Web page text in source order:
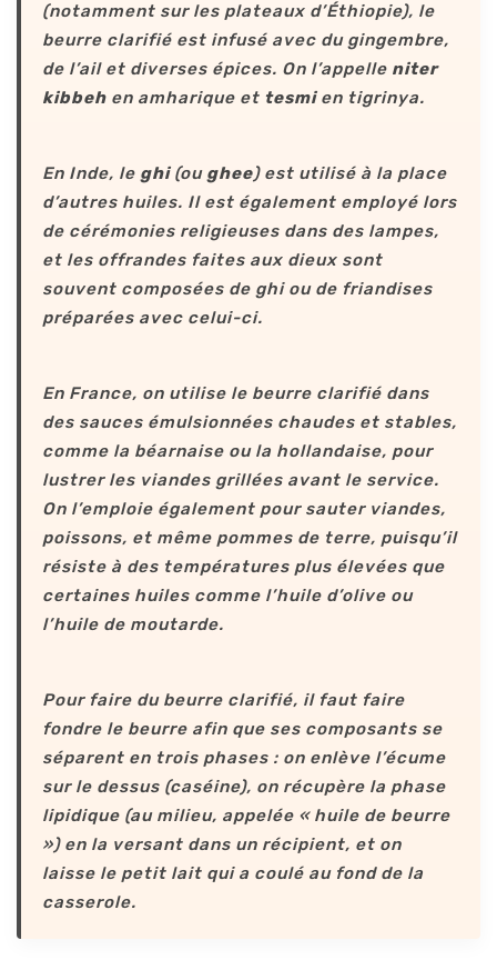
(notamment sur les plateaux d’Éthiopie), le
beurre clarifié est infusé avec du gingembre,
de l’ail et diverses épices. On l’appelle niter
kibbeh en amharique et tesmien tigrinya.
En Inde, le ghi(ou ghee) est utilisé à la place
d’autres huiles. Il est également employé lors
de cérémonies religieuses dans des lampes,
et les offrandes faites aux dieux sont
souvent composées de ghi ou de friandises
préparées avec celui-ci.
En France, on utilise le beurre clarifié dans
des sauces émulsionnées chaudes et stables,
comme la béarnaise ou la hollandaise, pour
lustrer les viandes grillées avant le service.
On l’emploie également pour sauter viandes,
poissons, et même pommes de terre, puisqu’il
résiste à des températures plus élevées que
certaines huiles comme l’huile d’olive ou
l’huile de moutarde.
Pour faire du beurre clarifié, il faut faire
fondre le beurre afin que ses composants se
séparent en trois phases : on enlève l’écume
sur le dessus (caséine), on récupère la phase
lipidique (au milieu, appelée « huile de beurre
») en la versant dans un récipient, et on
laisse le petit lait qui a coulé au fond de la
casserole.